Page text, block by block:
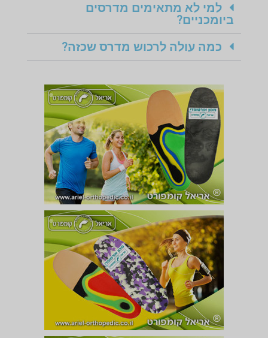
למי לא מתאימים מדרסים
ביומכניים?
כמה עולה לרכוש מדרס שכזה?